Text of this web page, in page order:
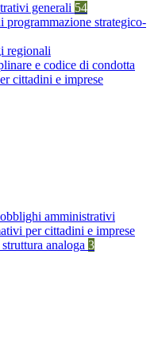
generali 54
programmazione strategico-
regionali
e codice di condotta
cittadini e imprese
amministrativi
per cittadini e imprese
analoga 3